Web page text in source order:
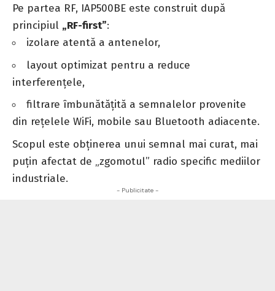
Pe partea RF, IAP500BE este construit după
principiul „RF-first”:
izolare atentă a antenelor,
layout optimizat pentru a reduce
interferențele,
filtrare îmbunătățită a semnalelor provenite
din rețelele WiFi, mobile sau Bluetooth adiacente.
Scopul este obținerea unui semnal mai curat, mai
puțin afectat de „zgomotul” radio specific mediilor
industriale.
- Publicitate -